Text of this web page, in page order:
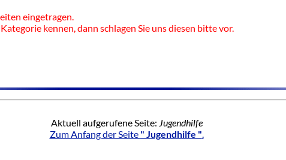
eingetragen.
kennen, dann schlagen Sie uns diesen bitte vor.
Aktuell aufgerufene Seite: Jugendhilfe
Zum Anfang der Seite " Jugendhilfe ".